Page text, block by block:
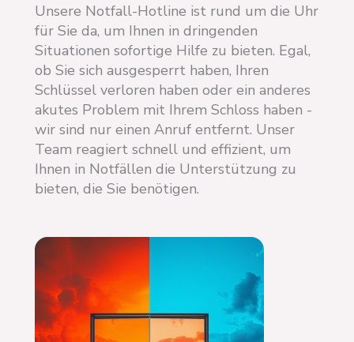
Unsere Notfall-Hotline ist rund um die Uhr
für Sie da, um Ihnen in dringenden
Situationen sofortige Hilfe zu bieten. Egal,
ob Sie sich ausgesperrt haben, Ihren
Schlüssel verloren haben oder ein anderes
akutes Problem mit Ihrem Schloss haben -
wir sind nur einen Anruf entfernt. Unser
Team reagiert schnell und effizient, um
Ihnen in Notfällen die Unterstützung zu
bieten, die Sie benötigen.